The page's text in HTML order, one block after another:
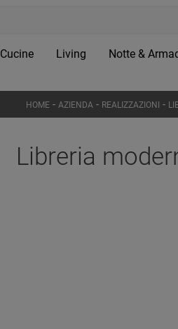
Cucine Living Notte &
HOME- AZIENDA- REALIZZAZIONI -
Libreria